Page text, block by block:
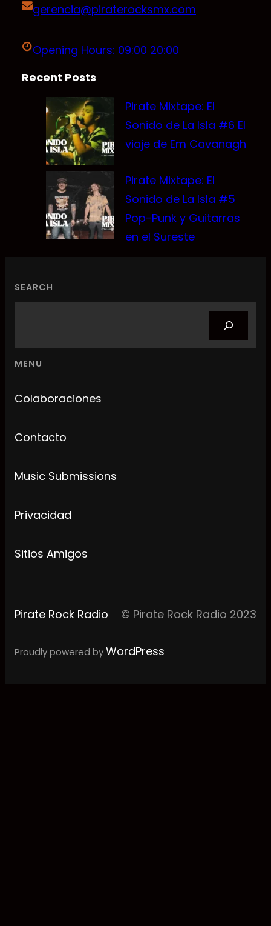
gerencia@piraterocksmx.com
Opening Hours: 09:00 20:00
Recent Posts
Pirate Mixtape: El
Sonido de La Isla #6 El
viaje de Em Cavanagh
Pirate Mixtape: El
Sonido de La Isla #5
Pop-Punk y Guitarras
en el Sureste
SEARCH
MENU
Colaboraciones
Contacto
Music Submissions
Privacidad
Sitios Amigos
Pirate Rock Radio © Pirate Rock Radio 2023
Proudly powered byWordPress